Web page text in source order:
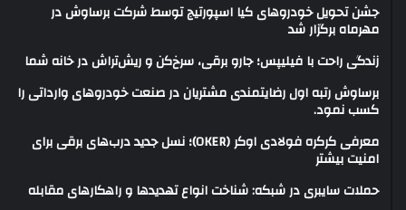
جشن تحویل خودروهای کیا اسپورتیج توسط شرکت برساوش در
مهرماه برگزار شد
زندگی راحت با فیلیپس؛ جارو برقی، سرخ‌کن و ریش‌تراش در خانه شما
برساوش رتبه اول رضایتمندی مشتریان در صنعت خودروهای وارداتی را
کسب نمود.
معرفی کرکره فولادی اوکر (OKER)؛ نسل جدید درب‌های برقی برای
امنیت بیشتر
حملات سایبری در شبکه: شناخت انواع تهدیدها و راهکارهای مقابله